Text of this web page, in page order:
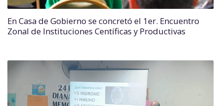
En Casa de Gobierno se concretó el 1er. Encuentro
Zonal de Instituciones Centíficas y Productivas